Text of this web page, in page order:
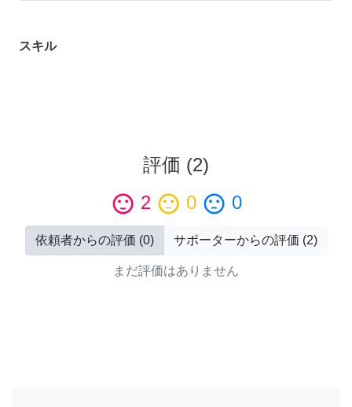
スキル
評価 (2)
sentiment_satisfied 2 sentiment_neutral 0 sentiment_dissatisfied 0
依頼者からの評価 (0) サポーターからの評価 (2)
まだ評価はありません